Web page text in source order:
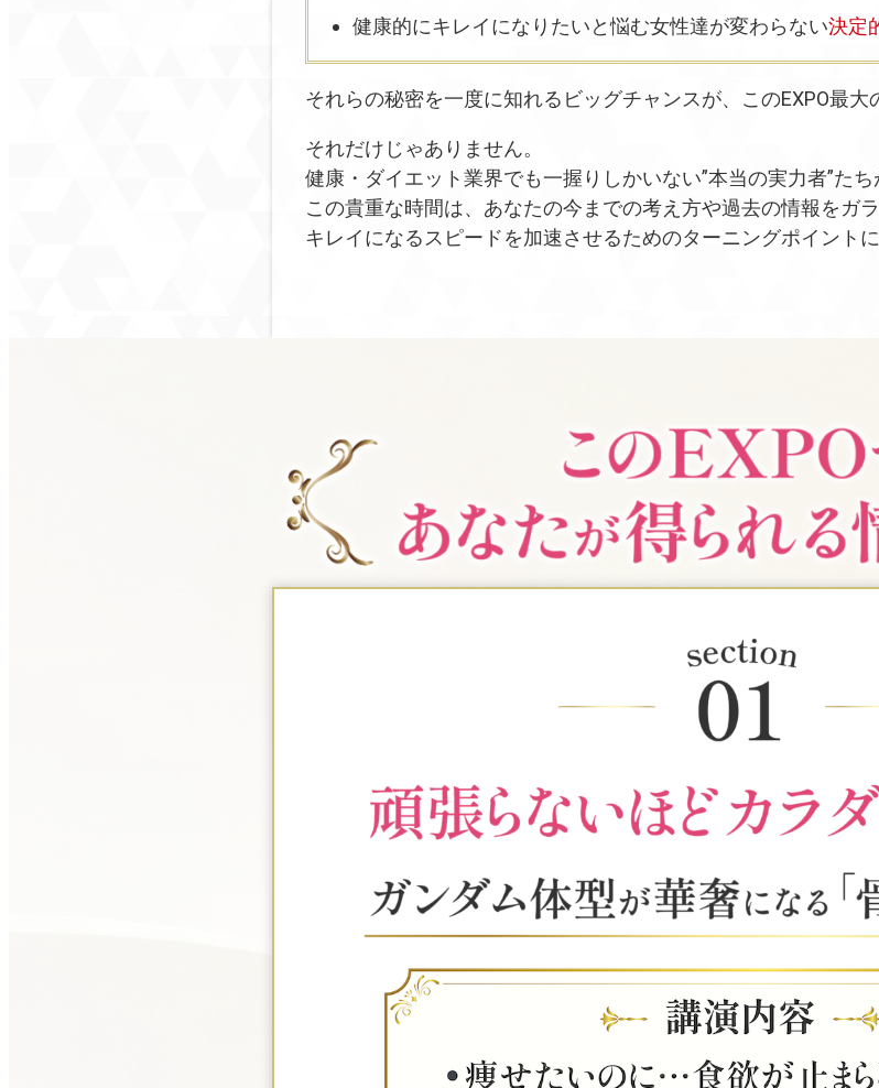
健康的にキレイになりたいと悩む女性達が変わらない決定
それらの秘密を一度に知れるビッグチャンスが、このEXPO最大
それだけじゃありません。
健康・ダイエット業界でも一握りしかいない”本当の実力者”た
この貴重な時間は、あなたの今までの考え方や過去の情報をガ
キレイになるスピードを加速させるためのターニングポイントに